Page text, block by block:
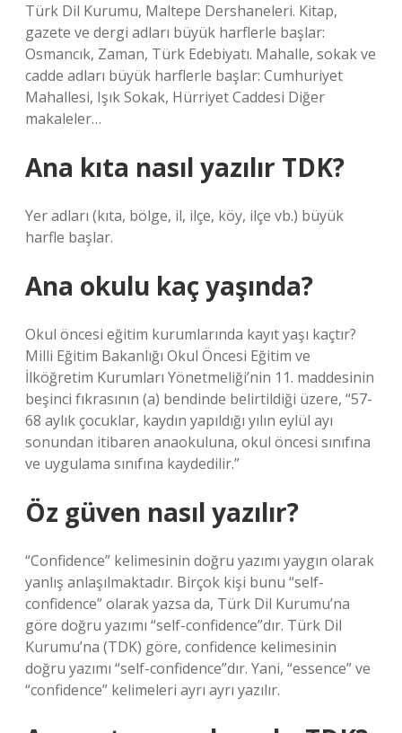
Türk Dil Kurumu, Maltepe Dershaneleri. Kitap,
gazete ve dergi adları büyük harflerle başlar:
Osmancık, Zaman, Türk Edebiyatı. Mahalle, sokak ve
cadde adları büyük harflerle başlar: Cumhuriyet
Mahallesi, Işık Sokak, Hürriyet Caddesi Diğer
makaleler…
Ana kıta nasıl yazılır TDK?
Yer adları (kıta, bölge, il, ilçe, köy, ilçe vb.) büyük
harfle başlar.
Ana okulu kaç yaşında?
Okul öncesi eğitim kurumlarında kayıt yaşı kaçtır?
Milli Eğitim Bakanlığı Okul Öncesi Eğitim ve
İlköğretim Kurumları Yönetmeliği’nin 11. maddesinin
beşinci fıkrasının (a) bendinde belirtildiği üzere, “57-
68 aylık çocuklar, kaydın yapıldığı yılın eylül ayı
sonundan itibaren anaokuluna, okul öncesi sınıfına
ve uygulama sınıfına kaydedilir.”
Öz güven nasıl yazılır?
“Confidence” kelimesinin doğru yazımı yaygın olarak
yanlış anlaşılmaktadır. Birçok kişi bunu “self-
confidence” olarak yazsa da, Türk Dil Kurumu’na
göre doğru yazımı “self-confidence”dır. Türk Dil
Kurumu’na (TDK) göre, confidence kelimesinin
doğru yazımı “self-confidence”dır. Yani, “essence” ve
“confidence” kelimeleri ayrı ayrı yazılır.